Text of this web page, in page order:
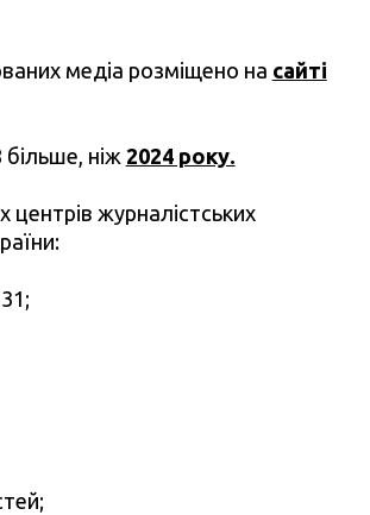
медіа розміщено на сайті
ніж 2024 року.
центрів журналістських